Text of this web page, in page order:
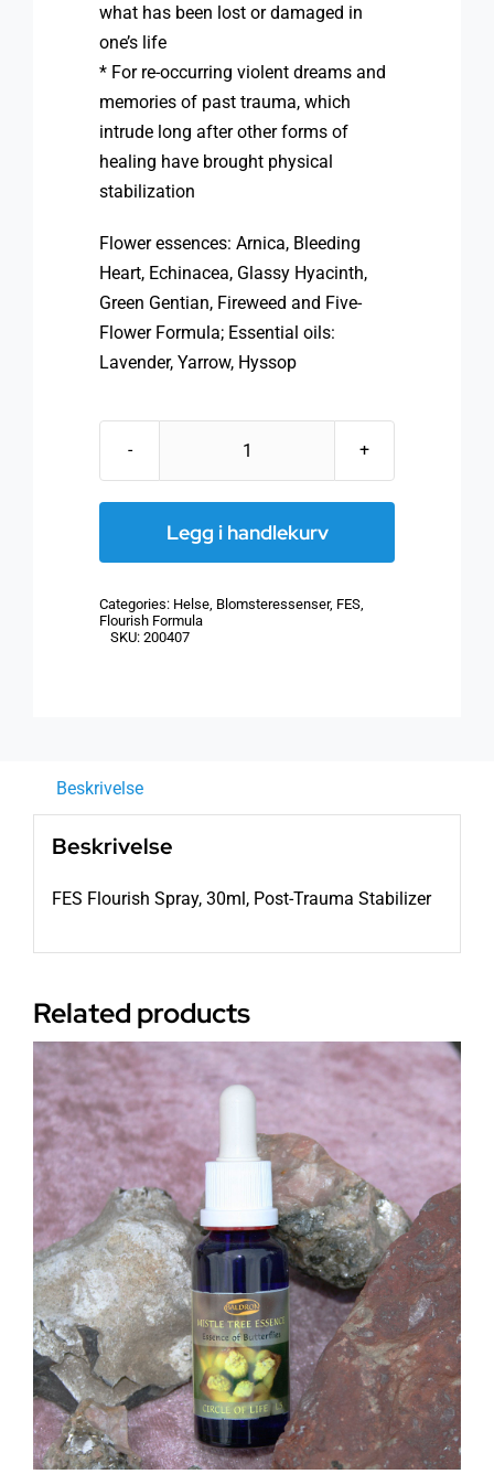
what has been lost or damaged in
one’s life
* For re-occurring violent dreams and
memories of past trauma, which
intrude long after other forms of
healing have brought physical
stabilization
Flower essences: Arnica, Bleeding
Heart, Echinacea, Glassy Hyacinth,
Green Gentian, Fireweed and Five-
Flower Formula; Essential oils:
Lavender, Yarrow, Hyssop
FES
Spray,
Trauma
Legg i handlekurv
Categories: Helse, Blomsteressenser, FES,
Flourish Formula
SKU: 200407
Beskrivelse
Beskrivelse
FES Flourish Spray, 30ml, Post-Trauma Stabilizer
Related products